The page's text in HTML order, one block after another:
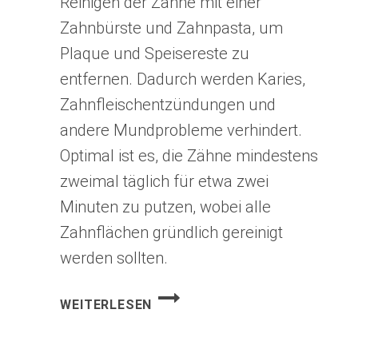
Zahnbürste und Zahnpasta, um
Plaque und Speisereste zu
entfernen. Dadurch werden Karies,
Zahnfleischentzündungen und
andere Mundprobleme verhindert.
Optimal ist es, die Zähne mindestens
zweimal täglich für etwa zwei
Minuten zu putzen, wobei alle
Zahnflächen gründlich gereinigt
werden sollten.
WEITERLESEN
ZÄHNEPUTZEN